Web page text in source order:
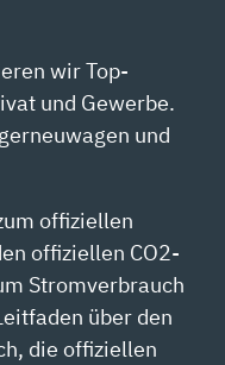
wir Top-
und Gewerbe.
und
offiziellen
offiziellen CO2-
Stromverbrauch
über den
die offiziellen